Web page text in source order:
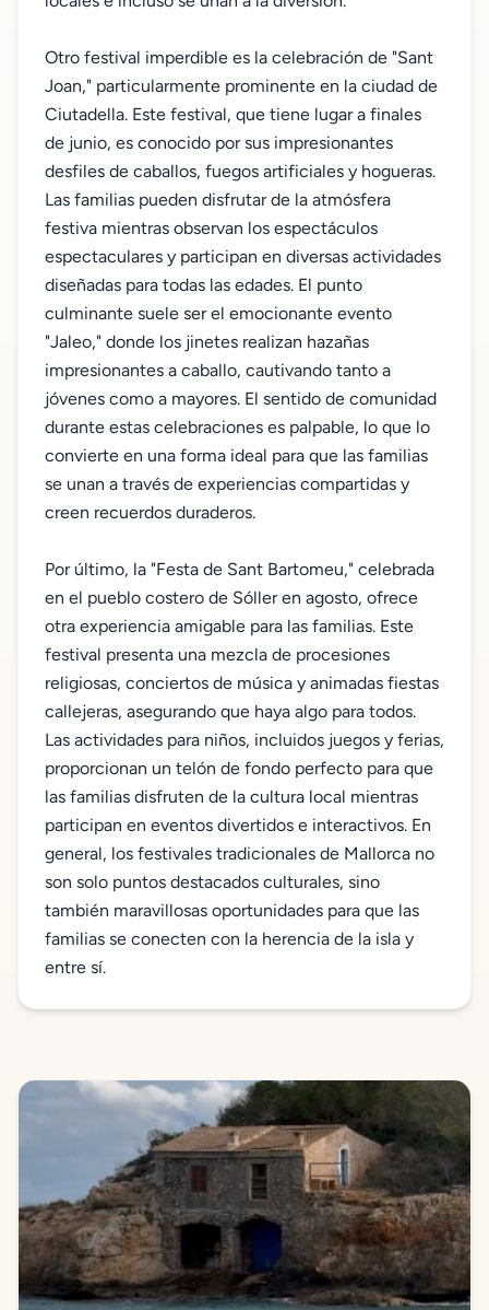
Otro festival imperdible es la celebración de "Sant
Joan," particularmente prominente en la ciudad de
Ciutadella. Este festival, que tiene lugar a finales
de junio, es conocido por sus impresionantes
desfiles de caballos, fuegos artificiales y hogueras.
Las familias pueden disfrutar de la atmósfera
festiva mientras observan los espectáculos
espectaculares y participan en diversas actividades
diseñadas para todas las edades. El punto
culminante suele ser el emocionante evento
"Jaleo," donde los jinetes realizan hazañas
impresionantes a caballo, cautivando tanto a
jóvenes como a mayores. El sentido de comunidad
durante estas celebraciones es palpable, lo que lo
convierte en una forma ideal para que las familias
se unan a través de experiencias compartidas y
creen recuerdos duraderos.
Por último, la "Festa de Sant Bartomeu," celebrada
en el pueblo costero de Sóller en agosto, ofrece
otra experiencia amigable para las familias. Este
festival presenta una mezcla de procesiones
religiosas, conciertos de música y animadas fiestas
callejeras, asegurando que haya algo para todos.
Las actividades para niños, incluidos juegos y ferias,
proporcionan un telón de fondo perfecto para que
las familias disfruten de la cultura local mientras
participan en eventos divertidos e interactivos. En
general, los festivales tradicionales de Mallorca no
son solo puntos destacados culturales, sino
también maravillosas oportunidades para que las
familias se conecten con la herencia de la isla y
entre sí.